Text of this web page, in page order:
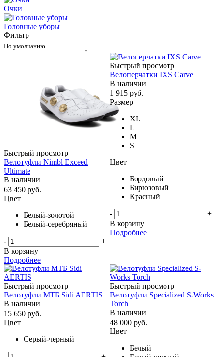
Очки
Головные уборы
Фильтр
По умолчанию
Быстрый просмотр
Велотуфли Nimbl Exceed
Ultimate
В наличии
63 450 руб.
Цвет
Белый-золотой
Белый-серебряный
-
+
В корзину
Подробнее
Быстрый просмотр
Велоперчатки IXS Carve
В наличии
1 915 руб.
Размер
XL
L
M
S
Цвет
Бордовый
Бирюзовый
Красный
-
+
В корзину
Подробнее
Быстрый просмотр
Велотуфли МТБ Sidi AERTIS
В наличии
15 650 руб.
Цвет
Серый-черный
Быстрый просмотр
Велотуфли Specialized S-Works
Torch
В наличии
48 000 руб.
Цвет
Белый